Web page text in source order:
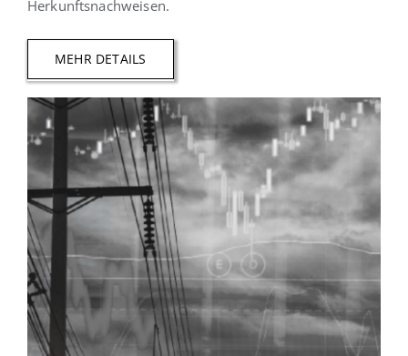
Herkunftsnachweisen.
MEHR DETAILS